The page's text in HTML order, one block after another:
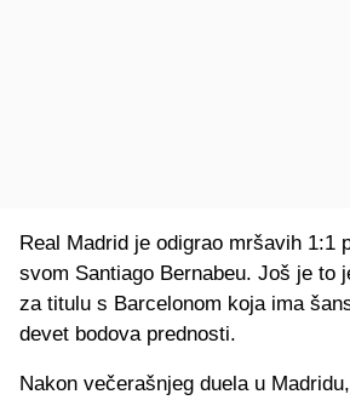
Real Madrid je odigrao mršavih 1:1
svom Santiago Bernabeu. Još je to
za titulu s Barcelonom koja ima
devet bodova prednosti.
Nakon večerašnjeg duela u